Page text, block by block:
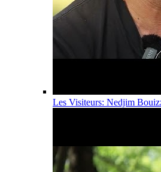
Les Visiteurs: Nedjim